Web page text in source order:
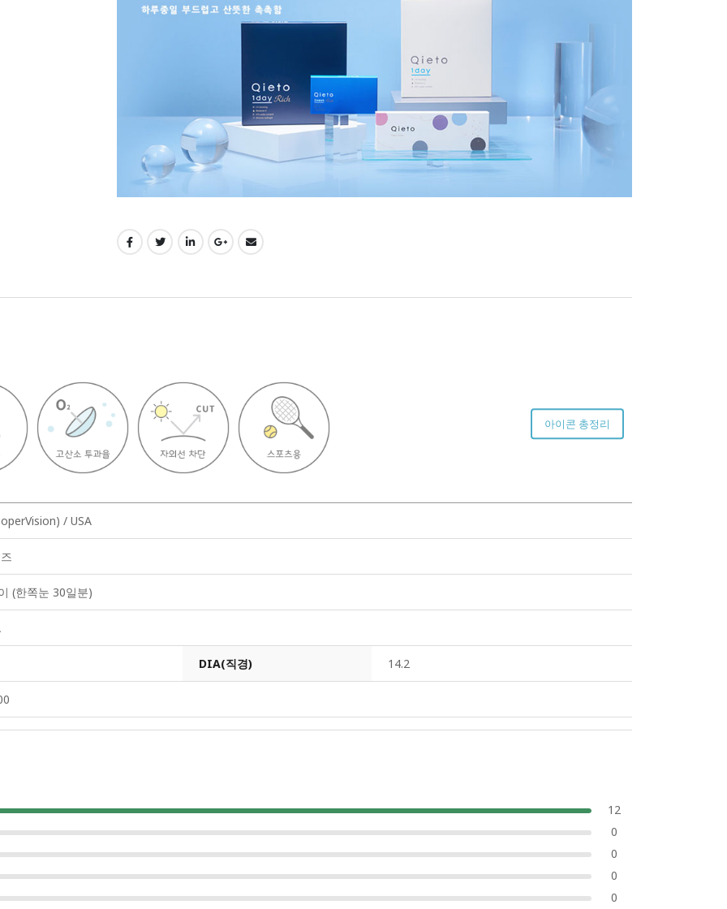
3. 천재지변 및 연휴 우편물 증가 또는 한국 도착후 통관상의 문제로 지연배송이 되는
* 주문 접수후 원칙적으로 취소 및 변경이 불가하니 신중하게 주문해주세요.
아이콘 총정리
/ USA
(한쪽눈 30일분)
DIA(직경) 14.2
12
0
0
0
0